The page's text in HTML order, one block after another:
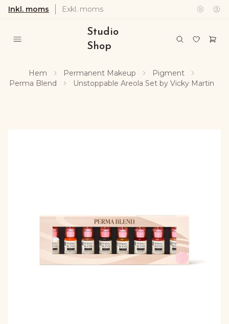
Inkl. moms Exkl. moms
Studio
Shop
Hem Permanent Makeup
Pigment
Perma Blend
Unstoppable Areola Set by Vicky Martin